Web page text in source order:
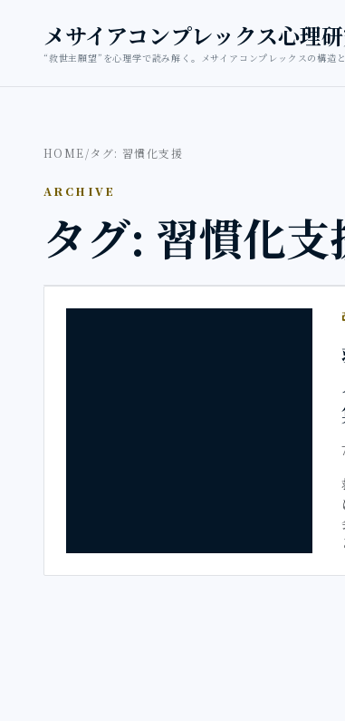
メサイアコンプレックス心理
“救世主願望”を心理学で読み解く。メサイアコンプレックスの構造
HOME/タグ: 習慣化支援
ARCHIVE
タグ: 習慣化支